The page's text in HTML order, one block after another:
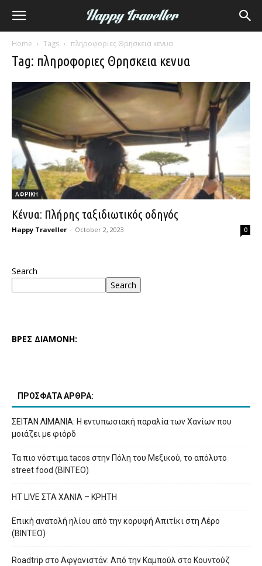
Home Tags πληροφοριες Θρησκεια κενυα
Tag: πληροφοριες Θρησκεια κενυα
ΑΦΡΙΚΗ
Κένυα: Πλήρης ταξιδιωτικός οδηγός
Happy Traveller - October 2, 2023 0
Search
Search
ΒΡΕΣ ΔΙΑΜΟΝΗ:
ΠΡΟΣΦΑΤΑ ΑΡΘΡΑ:
ΣΕΙΤΑΝ ΛΙΜΑΝΙΑ: Η εντυπωσιακή παραλία των Χανίων που
μοιάζει με φιόρδ
Τα πιο νόστιμα tacos στην Πόλη του Μεξικού, το απόλυτο
street food (ΒΙΝΤΕΟ)
HT LIVE ΣΤΑ ΧΑΝΙΑ – ΚΡΗΤΗ
Επική ανατολή ηλίου από την κορυφή Απιτίκι στη Λέρο
(ΒΙΝΤΕΟ)
Roadtrip στο Αφγανιστάν: Από την Καμπούλ στο Κουντούζ